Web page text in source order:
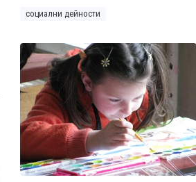
социални дейности